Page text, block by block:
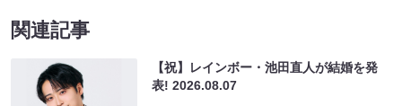
関連記事
【祝】レインボー・池田直人が結婚を発
表!2026.08.07